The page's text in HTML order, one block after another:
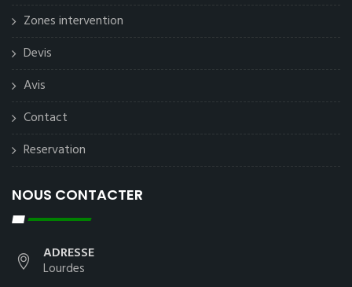
Zones intervention
Devis
Avis
Contact
Reservation
NOUS CONTACTER
ADRESSE
Lourdes